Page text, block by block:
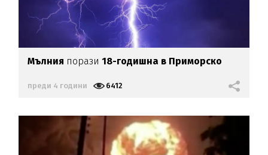
Мълния порази 18-годишна в Приморско
преди 4 години 6412